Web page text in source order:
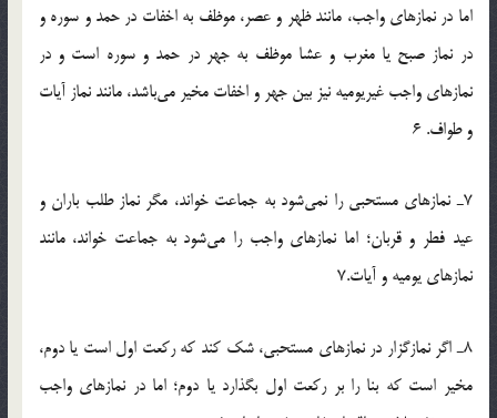
اما در نمازهای واجب، مانند ظهر و عصر، موظف به اخفات در حمد و سوره و
در نماز صبح یا مغرب و عشا موظف به جهر در حمد و سوره است و در
نمازهای واجب غیریومیه نیز بین جهر و اخفات مخیر می‌باشد، مانند نماز آیات
و طواف. 6
7ـ نمازهای مستحبی را نمی‌شود به جماعت خواند، مگر نماز طلب باران و
عید فطر و قربان؛ اما نمازهای واجب را می‌شود به جماعت خواند، مانند
نمازهای یومیه و آیات.7
8ـ اگر نمازگزار در نمازهای مستحبی، شک کند که رکعت اول است یا دوم،
مخیر است که بنا را بر رکعت اول بگذارد یا دوم؛ اما در نمازهای واجب